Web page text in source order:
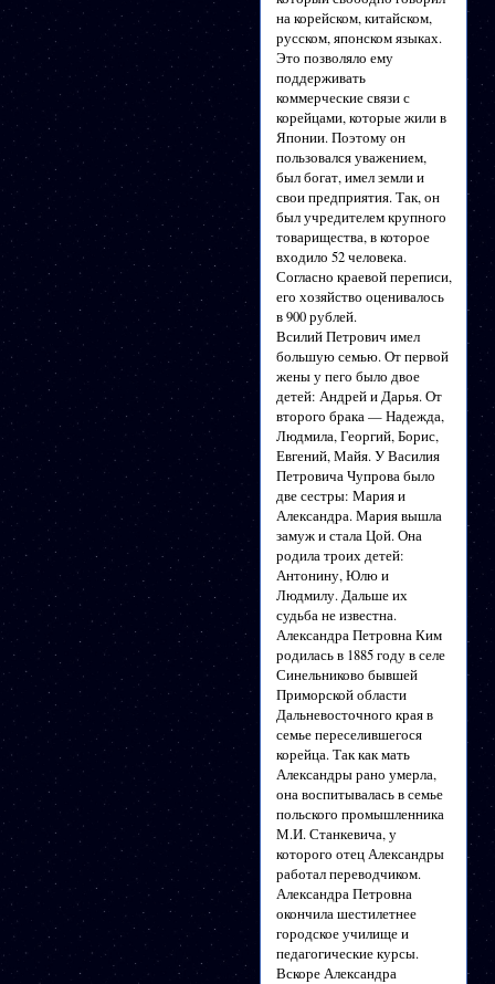
на корейском, китайском,
русском, японском языках.
Это позволяло ему
поддерживать
коммерческие связи с
корейцами, которые жили в
Японии. Поэтому он
пользовался уважением,
был богат, имел земли и
свои предприятия. Так, он
был учредителем крупного
товарищества, в которое
входило 52 человека.
Согласно краевой переписи,
его хозяйство оценивалось
в 900 рублей.
Всилий Петрович имел
большую семью. От первой
жены у пего было двое
детей: Андрей и Дарья. От
второго брака — Надежда,
Людмила, Георгий, Борис,
Евгений, Майя. У Василия
Петровича Чупрова было
две сестры: Мария и
Александра. Мария вышла
замуж и стала Цой. Она
родила троих детей:
Антонину, Юлю и
Людмилу. Дальше их
судьба не известна.
Александра Петровна Ким
родилась в 1885 году в селе
Синельниково бывшей
Приморской области
Дальневосточного края в
семье переселившегося
корейца. Так как мать
Александры рано умерла,
она воспитывалась в семье
польского промышленника
М.И. Станкевича, у
которого отец Александры
работал переводчиком.
Александра Петровна
окончила шестилетнее
городское училище и
педагогические курсы.
Вскоре Александра